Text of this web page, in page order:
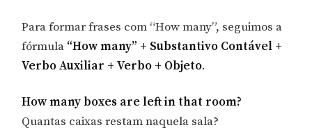
Para formar frases com “How many”, seguimos a
fórmula “How many” + Substantivo Contável +
Verbo Auxiliar + Verbo + Objeto.
How many boxes are left in that room?
Quantas caixas restam naquela sala?